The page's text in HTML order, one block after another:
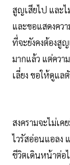
สูญเสียไป และไ
และขอแสดงคว
ที่จะยังคงต้องสู
มากแล้ว แต่ควา
เลี่ยง ขอให้ดูแล
สงครามจะไม่เ
ไวรัสอ่อนแอลง
ชีวิตเดินหน้าต่อ